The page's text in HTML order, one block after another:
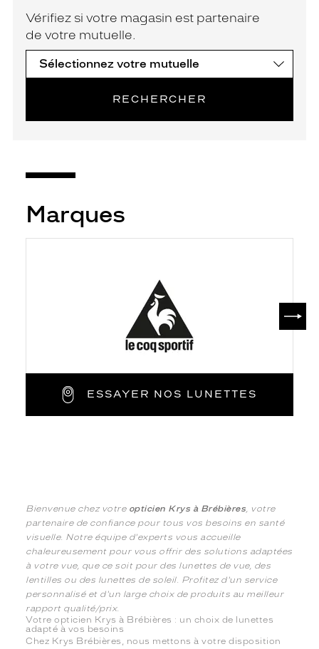
Vérifiez si votre magasin est partenaire
de votre mutuelle.
RECHERCHER
Marques
ESSAYER NOS LUNETTES
Bienvenue chez votre opticien Krys à Brébières, votre
partenaire de confiance pour tous vos besoins en santé
visuelle. Notre équipe d'experts vous accueille
chaleureusement pour vous offrir des solutions adaptées
à votre vue, que ce soit pour des lunettes de vue, des
lentilles ou des lunettes de soleil. Profitez d'un service
personnalisé et d'un large choix de produits au meilleur
rapport qualité/prix.
Votre opticien Krys à Brébières : un choix de lunettes
adapté à vos besoins
Chez Krys Brébières, nous mettons à votre disposition